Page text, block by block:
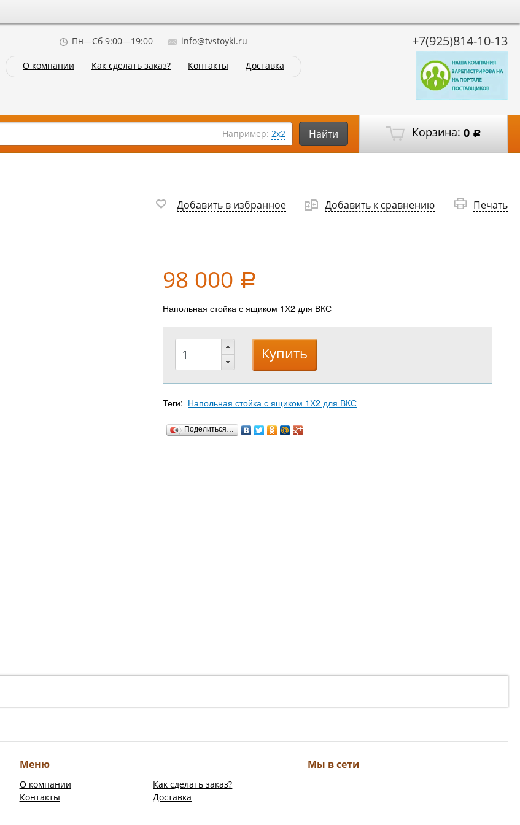
+7(925)814-10-13
Пн—Сб 9:00—19:00 info@tvstoyki.ru
О компании Как сделать заказ? Контакты Доставка
Корзина: 0 Р
Например: 2х2 Найти
Добавить в избранное Добавить к сравнению Печать
98 000 Р
Напольная стойка с ящиком 1Х2 для ВКС
Теги: Напольная стойка с ящиком 1Х2 для ВКС
Поделиться…
Мы в сети
Меню
О компании
Как сделать заказ?
Контакты
Доставка